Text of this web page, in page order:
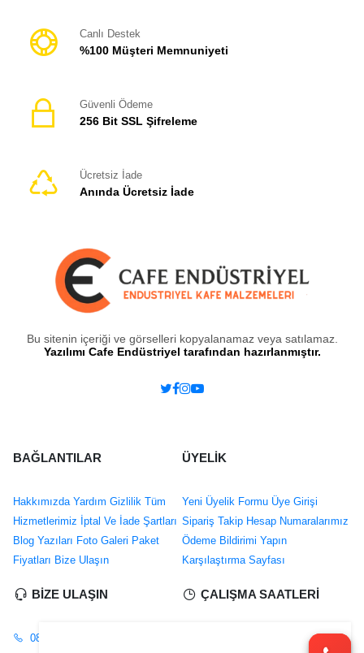
Canlı Destek
%100 Müşteri Memnuniyeti
Güvenli Ödeme
256 Bit SSL Şifreleme
Ücretsiz İade
Anında Ücretsiz İade
Bu sitenin içeriği ve görselleri kopyalanamaz veya satılamaz.
Yazılımı Cafe Endüstriyel tarafından hazırlanmıştır.
BAĞLANTILAR
HakkımızdaYardım Gizlilik Tüm
Hizmetlerimiz İptal Ve İade Şartları
Blog Yazıları Foto Galeri Paket
Fiyatları Bize Ulaşın
ÜYELİK
Yeni Üyelik Formu Üye Girişi
Sipariş Takip Hesap Numaralarımız
Ödeme Bildirimi Yapın
Karşılaştırma Sayfası
BİZE ULAŞIN
0850 252 04 01
ÇALIŞMA SAATLERİ
Cumartesi :